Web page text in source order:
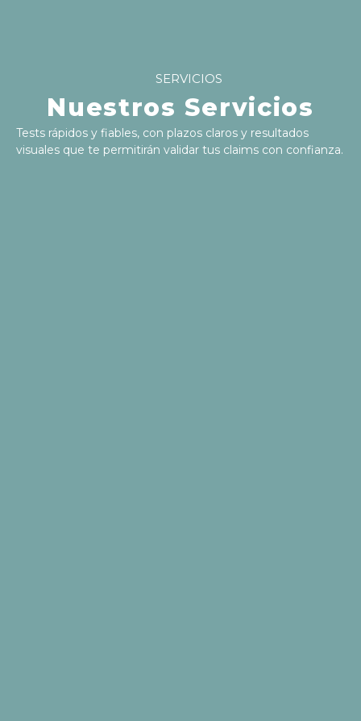
SERVICIOS
Nuestros Servicios
Tests rápidos y fiables, con plazos claros y resultados
visuales que te permitirán validar tus claims con confianza.